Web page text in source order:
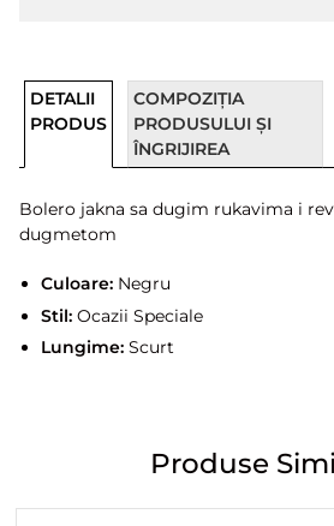
DETALII
PRODUS
COMPOZIȚIA
PRODUSULUI ȘI
ÎNGRIJIREA
Bolero jakna sa dugim rukavima i
dugmetom
Culoare:Negru
Stil:Ocazii Speciale
Lungime:Scurt
Produse